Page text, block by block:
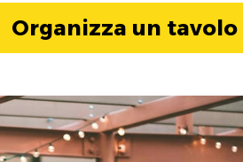
Organizza un tavolo